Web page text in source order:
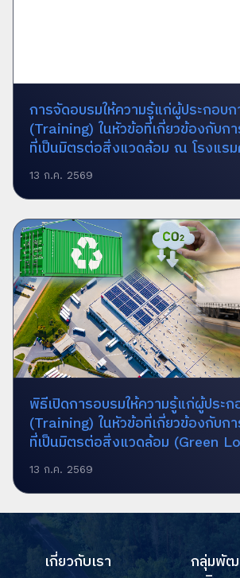
การจัดอบรมให้ความรู้แก่ผู้ประกอบ
(Training) ในหัวข้อที่เกี่ยวข้องกับก
ที่เป็นมิตรต่อสิ่งแวดล้อม ณ โรงแร
13 ก.ค. 2569
พิธีเปิดการอบรมให้ความรู้แก่ผู้ประ
(Training) ในหัวข้อที่เกี่ยวข้องกับก
ที่เป็นมิตรต่อสิ่งแวดล้อม (Green
13 ก.ค. 2569
เกี่ยวกับเรา
กลุ่มพัฒ